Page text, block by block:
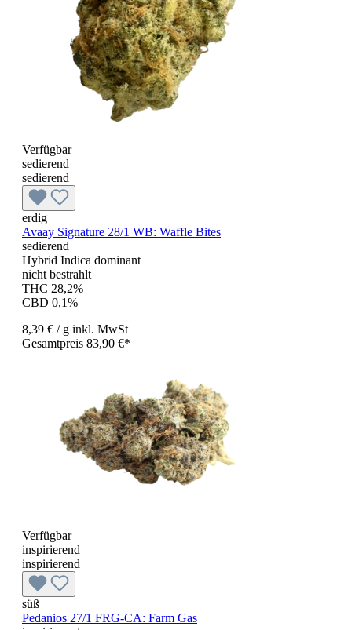
Verfügbar
sedierend
sedierend
erdig
Avaay Signature 28/1 WB: Waffle Bites
sedierend
Hybrid Indica dominant
nicht bestrahlt
THC 28,2%
CBD 0,1%
8,39 € / g inkl. MwSt
Gesamtpreis 83,90 €*
Verfügbar
inspirierend
inspirierend
süß
Pedanios 27/1 FRG-CA: Farm Gas